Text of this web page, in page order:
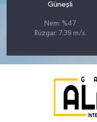
Güneşli
Nem: %47
Rüzgar: 7.39 m/s